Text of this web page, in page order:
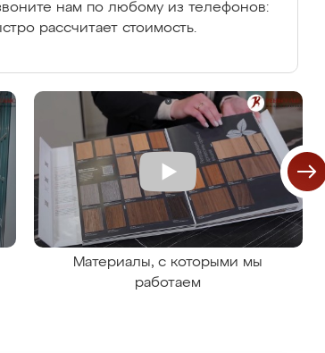
нам по любому из телефонов:
рассчитает стоимость.
Материалы, с которыми мы
работаем